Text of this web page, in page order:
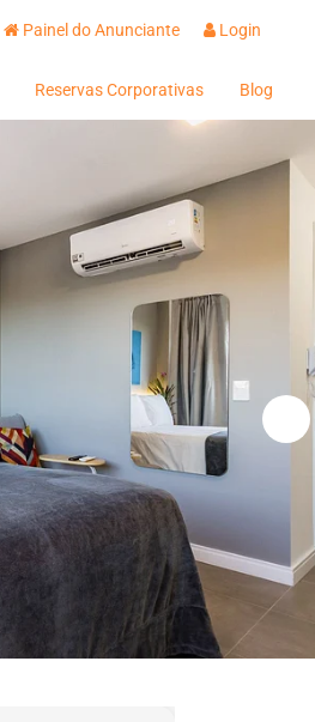
Painel do Anunciante Login
Reservas Corporativas Blog